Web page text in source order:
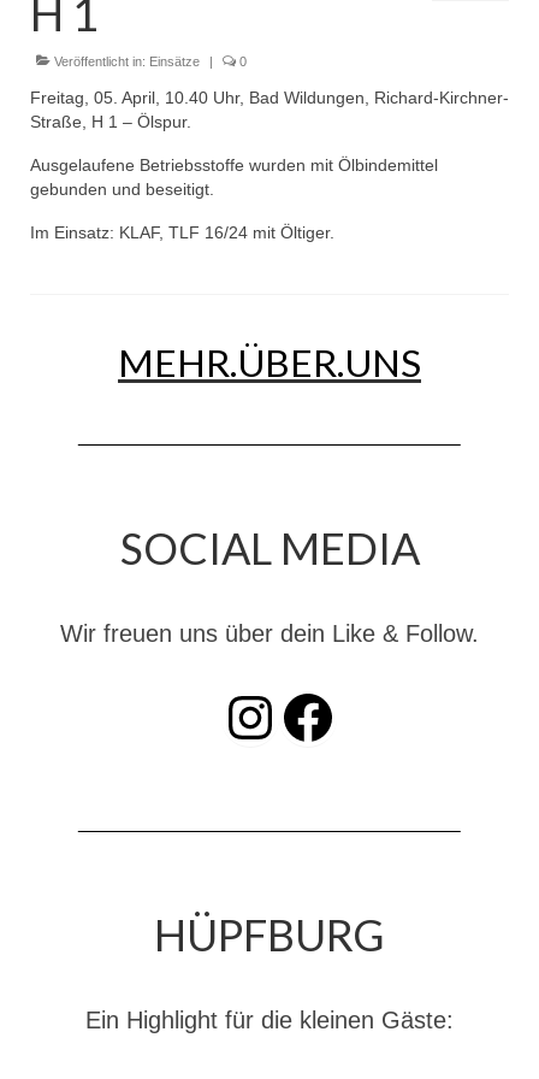
Einsätze
Einsatzstichworte
Jugendfeuerwehr
25-jähriges Jubiläum Jugendfeuerwehr 2021
Dienstplan
Dienstplan Dekon-Zug
H 1
Veröffentlicht in: Einsätze | 0
Freitag, 05. April, 10.40 Uhr, Bad Wildungen, Richard-Kirchner-
Straße, H 1 – Ölspur.
Ausgelaufene Betriebsstoffe wurden mit Ölbindemittel
gebunden und beseitigt.
Im Einsatz: KLAF, TLF 16/24 mit Öltiger.
MEHR.ÜBER.UNS
SOCIAL MEDIA
Wir freuen uns über dein Like & Follow.
INSTAGRAM Facebook
HÜPFBURG
Ein Highlight für die kleinen Gäste: